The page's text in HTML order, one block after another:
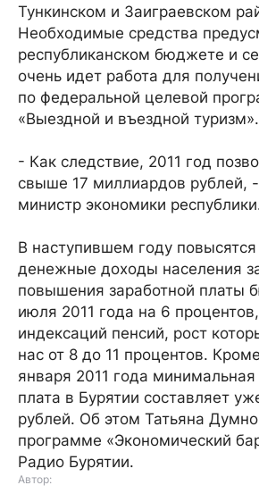
Тункинском и Заиграевском
Необходимые средства
республиканском бюджете и
очень идет работа для
по федеральной целевой
«Выездной и въездной туризм».
- Как следствие, 2011 год
свыше 17 миллиардов рублей, -
министр экономики
В наступившем году
денежные доходы населения
повышения заработной платы
июля 2011 года на 6
индексаций пенсий, рост
нас от 8 до 11 процентов.
января 2011 года минимальная
плата в Бурятии составляет
рублей. Об этом Татьяна
программе «Экономический
Радио Бурятии.
Автор: